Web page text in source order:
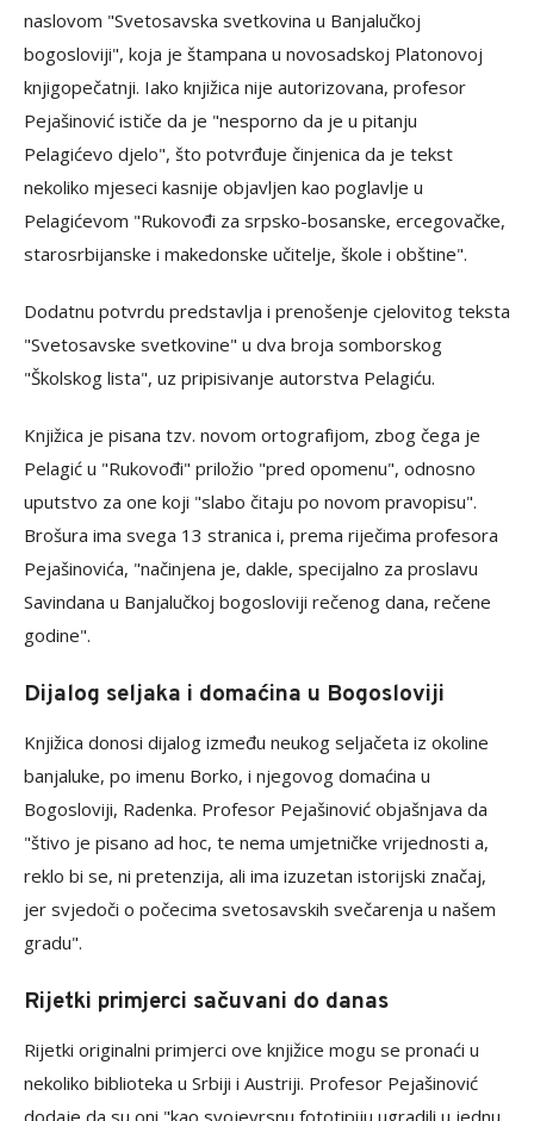
naslovom "Svetosavska svetkovina u Banjalučkoj
bogosloviji", koja je štampana u novosadskoj Platonovoj
knjigopečatnji. Iako knjižica nije autorizovana, profesor
Pejašinović ističe da je "nesporno da je u pitanju
Pelagićevo djelo", što potvrđuje činjenica da je tekst
nekoliko mjeseci kasnije objavljen kao poglavlje u
Pelagićevom "Rukovođi za srpsko-bosanske, ercegovačke,
starosrbijanske i makedonske učitelje, škole i obštine".
Dodatnu potvrdu predstavlja i prenošenje cjelovitog teksta
"Svetosavske svetkovine" u dva broja somborskog
"Školskog lista", uz pripisivanje autorstva Pelagiću.
Knjižica je pisana tzv. novom ortografijom, zbog čega je
Pelagić u "Rukovođi" priložio "pred opomenu", odnosno
uputstvo za one koji "slabo čitaju po novom pravopisu".
Brošura ima svega 13 stranica i, prema riječima profesora
Pejašinovića, "načinjena je, dakle, specijalno za proslavu
Savindana u Banjalučkoj bogosloviji rečenog dana, rečene
godine".
Dijalog seljaka i domaćina u Bogosloviji
Knjižica donosi dijalog između neukog seljačeta iz okoline
banjaluke, po imenu Borko, i njegovog domaćina u
Bogosloviji, Radenka. Profesor Pejašinović objašnjava da
"štivo je pisano ad hoc, te nema umjetničke vrijednosti a,
reklo bi se, ni pretenzija, ali ima izuzetan istorijski značaj,
jer svjedoči o počecima svetosavskih svečarenja u našem
gradu".
Rijetki primjerci sačuvani do danas
Rijetki originalni primjerci ove knjižice mogu se pronaći u
nekoliko biblioteka u Srbiji i Austriji. Profesor Pejašinović
dodaje da su oni "kao svojevrsnu fototipiju ugradili u jednu